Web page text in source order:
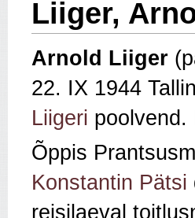
Liiger,
Arnold Liiger
22. IX 1944
Liigeri poolvend.
Õppis
Konstantin Pätsi
reisilaeval